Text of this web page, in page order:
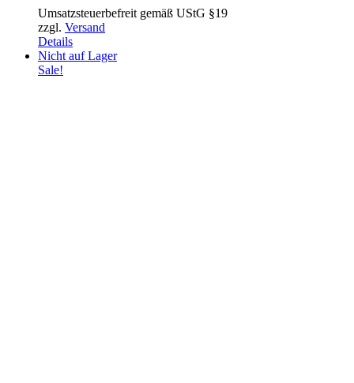
Umsatzsteuerbefreit gemäß UStG §19
zzgl. Versand
Details
Nicht auf Lager
Sale!